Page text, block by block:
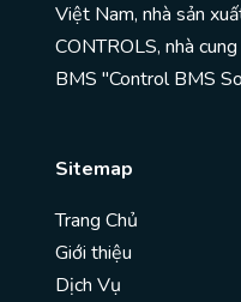
Việt Nam, nhà sản
CONTROLS, nhà
BMS "Control BMS
Sitemap
Trang Chủ
Giới thiệu
Dịch Vụ